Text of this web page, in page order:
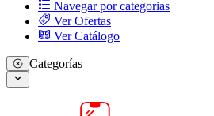
Navegar por categorias
Ver Ofertas
Ver Catálogo
Categorías